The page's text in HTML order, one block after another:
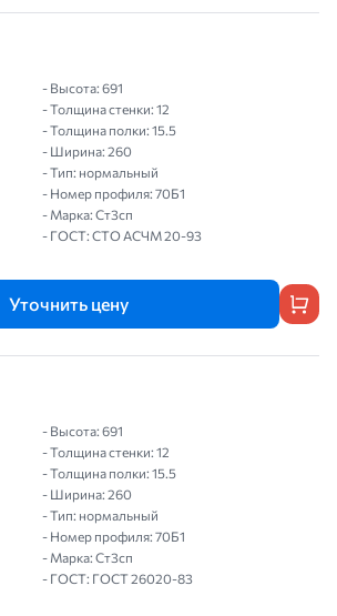
- Высота: 691
- Толщина стенки: 12
- Толщина полки: 15.5
- Ширина: 260
- Тип: нормальный
- Номер профиля: 70Б1
- Марка: Ст3сп
- ГОСТ: СТО АСЧМ 20-93
Уточнить цену
- Высота: 691
- Толщина стенки: 12
- Толщина полки: 15.5
- Ширина: 260
- Тип: нормальный
- Номер профиля: 70Б1
- Марка: Ст3сп
- ГОСТ: ГОСТ 26020-83